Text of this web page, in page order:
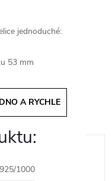
jednoduché:
53 mm
A RYCHLE
1000